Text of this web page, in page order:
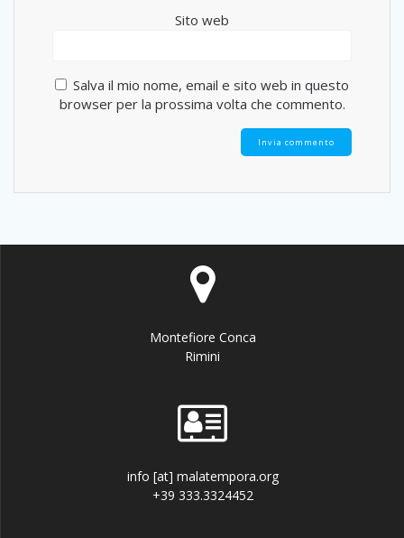
Sito web
Salva il mio nome, email e sito web in questo
browser per la prossima volta che commento.
Montefiore Conca
Rimini
info [at] malatempora.org
+39 333.3324452